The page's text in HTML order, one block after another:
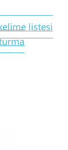
listesi